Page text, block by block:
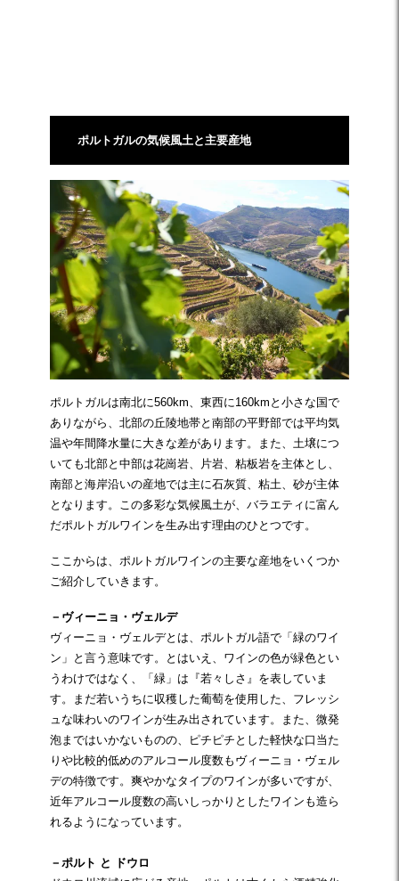
ポルトガルの気候風土と主要産地
ポルトガルは南北に560km、東西に160kmと小さな国で
ありながら、北部の丘陵地帯と南部の平野部では平均気
温や年間降水量に大きな差があります。また、土壌につ
いても北部と中部は花崗岩、片岩、粘板岩を主体とし、
南部と海岸沿いの産地では主に石灰質、粘土、砂が主体
となります。この多彩な気候風土が、バラエティに富ん
だポルトガルワインを生み出す理由のひとつです。
ここからは、ポルトガルワインの主要な産地をいくつか
ご紹介していきます。
－ヴィーニョ・ヴェルデ
ヴィーニョ・ヴェルデとは、ポルトガル語で「緑のワイ
ン」と言う意味です。とはいえ、ワインの色が緑色とい
うわけではなく、「緑」は『若々しさ』を表していま
す。まだ若いうちに収穫した葡萄を使用した、フレッシ
ュな味わいのワインが生み出されています。また、微発
泡まではいかないものの、ピチピチとした軽快な口当た
りや比較的低めのアルコール度数もヴィーニョ・ヴェル
デの特徴です。爽やかなタイプのワインが多いですが、
近年アルコール度数の高いしっかりとしたワインも造ら
れるようになっています。
－ポルト と ドウロ